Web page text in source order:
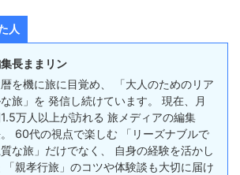
人
長ままリン
を機に旅に目覚め、 「大人のためのリア
な旅」を 発信し続けています。 現在、月
万人以上が訪れる 旅メディアの編集
60代の視点で楽しむ 「リーズナブルで
質な旅」だけでなく、 自身の経験を活かし
「親孝行旅」のコツや体験談も大切に届け